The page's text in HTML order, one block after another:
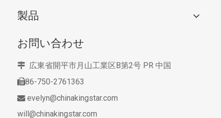
製品
お問い合わせ
 広東省開平市月山工業区B第2号 PR 中国
86-750-2761363
 evelyn@chinakingstar.com
will@chinakingstar.com